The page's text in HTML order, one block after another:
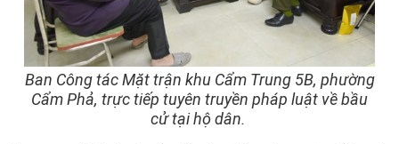
Ban Công tác Mặt trận khu Cẩm Trung 5B, phường
Cẩm Phả, trực tiếp tuyên truyền pháp luật về bầu
cử tại hộ dân.